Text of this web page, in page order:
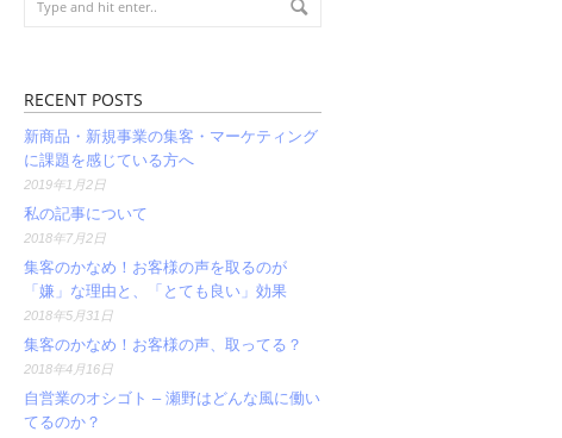
RECENT POSTS
新商品・新規事業の集客・マーケティング
に課題を感じている方へ
2019年1月2日
私の記事について
2018年7月2日
集客のかなめ！お客様の声を取るのが
「嫌」な理由と、「とても良い」効果
2018年5月31日
集客のかなめ！お客様の声、取ってる？
2018年4月16日
自営業のオシゴト – 瀬野はどんな風に働い
てるのか？